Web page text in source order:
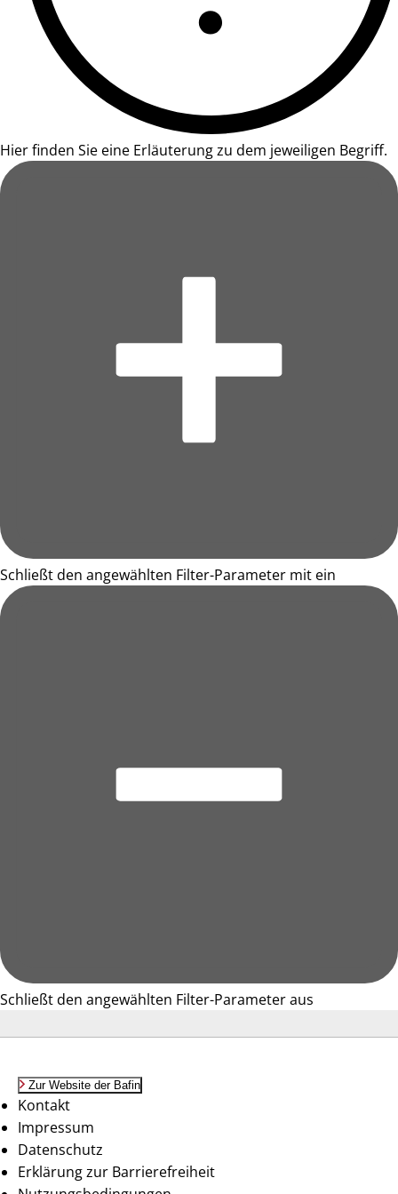
Hier finden Sie eine Erläuterung zu dem jeweiligen Begriff.
Schließt den angewählten Filter-Parameter mit ein
Schließt den angewählten Filter-Parameter aus
Zur Website der Bafin
Kontakt
Impressum
Datenschutz
Erklärung zur Barrierefreiheit